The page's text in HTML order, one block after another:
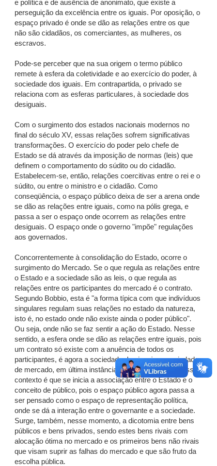
e política e de ausência de anonimato, que existe a
perseguição da excelência entre os iguais. Por oposição, o
espaço privado é onde se dão as relações entre os que
não são cidadãos, os comerciantes, as mulheres, os
escravos.
Pode-se perceber que na sua origem o termo público
remete à esfera da coletividade e ao exercício do poder, à
sociedade dos iguais. Em contrapartida, o privado se
relaciona com as esferas particulares, à sociedade dos
desiguais.
Com o surgimento dos estados nacionais modernos no
final do século XV, essas relações sofrem significativas
transformações. O exercício do poder pelo chefe de
Estado se dá através da imposição de normas (leis) que
definem o comportamento do súdito ou do cidadão.
Estabelecem-se, então, relações coercitivas entre o rei e o
súdito, ou entre o ministro e o cidadão. Como
conseqüência, o espaço público deixa de ser a arena onde
se dão as relações entre iguais, como na pólis grega, e
passa a ser o espaço onde ocorrem as relações entre
desiguais. O espaço onde o governo "impõe" regulações
aos governados.
Concorrentemente à consolidação do Estado, ocorre o
surgimento do Mercado. Se o que regula as relações entre
o Estado e a sociedade são as leis, o que regula as
relações entre os participantes do mercado é o contrato.
Segundo Bobbio, esta é "a forma típica com que indivíduos
singulares regulam suas relações no estado da natureza,
isto é, no estado onde não existe ainda o poder público".
Ou seja, onde não se faz sentir a ação do Estado. Nesse
sentido, a esfera onde se dão as relações entre iguais, pois
um contrato só existe com a anuência de todos os
participantes, é agora a sociedade dos iguais, a sociedade
de mercado, em última instância, a esfera Privada. Nesse
contexto é que se inicia a associação entre o Estado e o
conceito de público, pois o espaço público agora passa a
ser pensado como o espaço de representação política,
onde se dá a interação entre o governante e a sociedade.
Surge, também, nesse momento, a dicotomia entre bens
públicos e bens privados, sendo estes bens rivais com
alocação ótima no mercado e os primeiros bens não rivais
que visam suprir as falhas do mercado e que são fruto da
escolha pública.